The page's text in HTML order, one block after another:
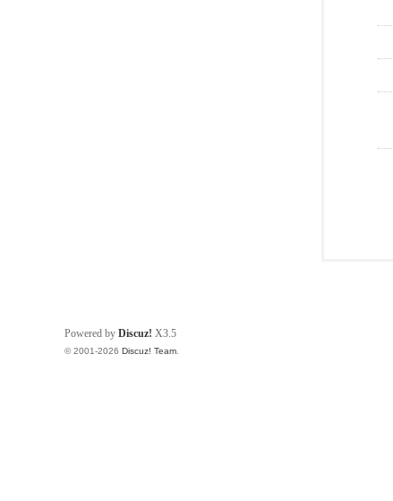
Powered by Discuz! X3.5
© 2001-2026 Discuz! Team